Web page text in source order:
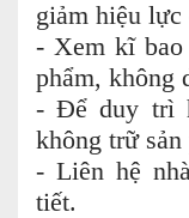
giảm hiệu lực
- Xem kĩ bao
phẩm, không
- Để duy trì
không trữ
- Liên hệ
tiết.